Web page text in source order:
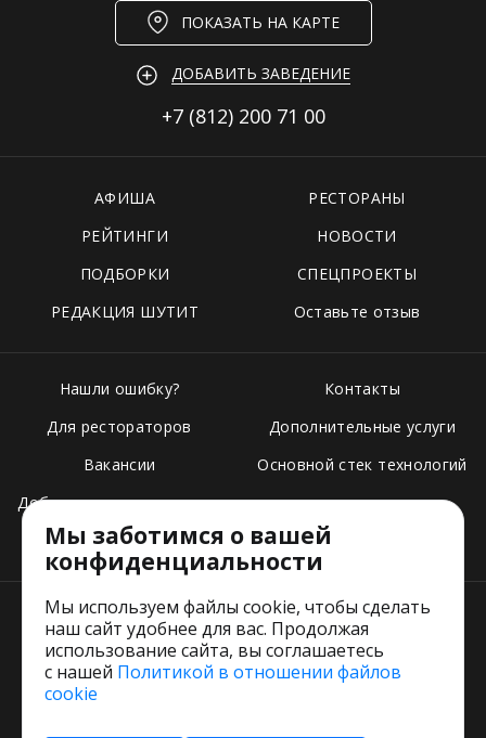
ПОКАЗАТЬ НА КАРТЕ
ДОБАВИТЬ ЗАВЕДЕНИЕ
+7 (812) 200 71 00
АФИША
РЕСТОРАНЫ
РЕЙТИНГИ
НОВОСТИ
ПОДБОРКИ
СПЕЦПРОЕКТЫ
РЕДАКЦИЯ ШУТИТ
Оставьте отзыв
Нашли ошибку?
Для рестораторов
Вакансии
Добавить свое заведение
Тарифы
Контакты
Дополнительные услуги
Основной стек технологий
Пользовательское соглашение
Мы заботимся о вашей
конфиденциальности
Мы используем файлы cookie, чтобы сделать
наш сайт удобнее для вас. Продолжая
использование сайта, вы соглашаетесь
с нашей Политикой в отношении файлов
cookie